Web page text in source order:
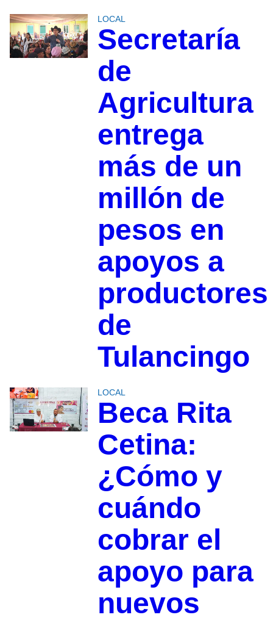
LOCAL
Secretaría
de
Agricultura
entrega
más de un
millón de
pesos en
apoyos a
productores
de
Tulancingo
LOCAL
Beca Rita
Cetina:
¿Cómo y
cuándo
cobrar el
apoyo para
nuevos